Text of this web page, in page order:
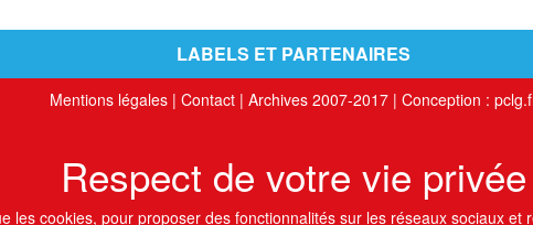
LABELS ET PARTENAIRES
Mentions légales | Contact | Archives 2007-2017 | Conception :
Respect de votre vie privée
les cookies, pour proposer des fonctionnalités sur les réseaux sociaux